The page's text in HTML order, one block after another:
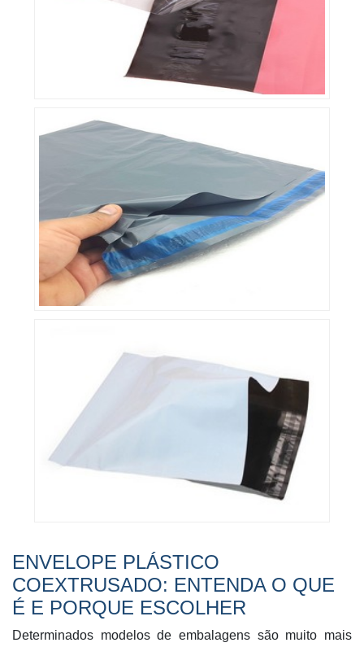
ENVELOPE PLÁSTICO
COEXTRUSADO: ENTENDA O QUE
É E PORQUE ESCOLHER
Determinados modelos de embalagens são muito mais